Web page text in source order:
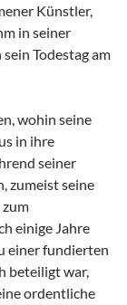
Künstler,
in seiner
Todestag am
wohin seine
in ihre
seiner
zumeist seine
einige Jahre
einer fundierten
beteiligt war,
ordentliche